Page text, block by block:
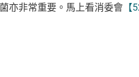
亦非常重要。馬上看消委會【